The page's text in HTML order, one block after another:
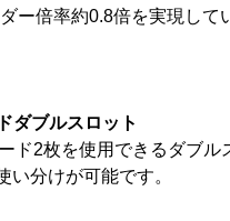
ー倍率約0.8倍を実現して
ダブルスロット
ド2枚を使用できるダブ
い分けが可能です。